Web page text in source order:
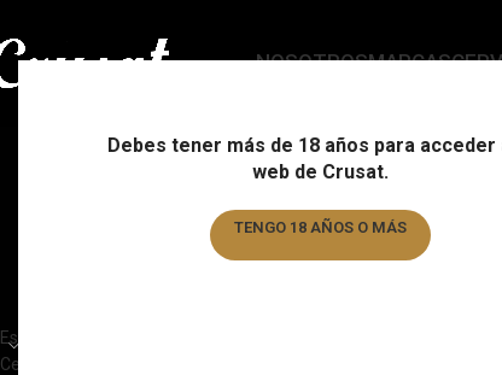
Debes tener más de 18 años para acceder
web de Crusat.
TENGO 18 AÑOS O MÁS
NOSOTROSMARCAS
178
Estilo
Cervezas